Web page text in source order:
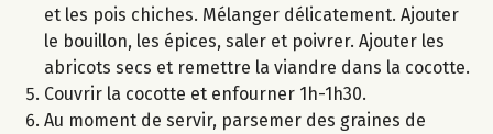
et les pois chiches. Mélanger délicatement. Ajouter
le bouillon, les épices, saler et poivrer. Ajouter les
abricots secs et remettre la viandre dans la cocotte.
Couvrir la cocotte et enfourner 1h-1h30.
Au moment de servir, parsemer des graines de